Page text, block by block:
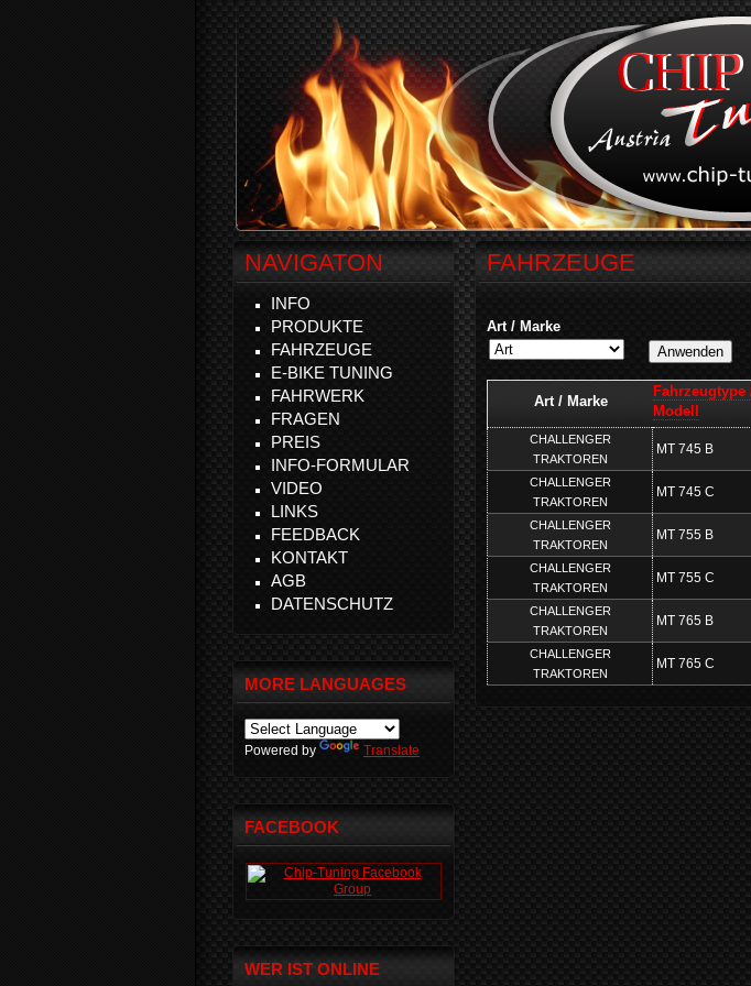
FAHRZEUGE
Art / Marke
Art / Marke
Fahrzeugtype
Modell
CHALLENGER
TRAKTOREN
MT 745 B
CHALLENGER
TRAKTOREN
MT 745 C
CHALLENGER
TRAKTOREN
MT 755 B
CHALLENGER
TRAKTOREN
MT 755 C
CHALLENGER
TRAKTOREN
MT 765 B
CHALLENGER
TRAKTOREN
MT 765 C
NAVIGATON
INFO
PRODUKTE
FAHRZEUGE
E-BIKE TUNING
FAHRWERK
FRAGEN
PREIS
INFO-FORMULAR
VIDEO
LINKS
FEEDBACK
KONTAKT
AGB
DATENSCHUTZ
MORE LANGUAGES
Powered by Translate
FACEBOOK
WER IST ONLINE